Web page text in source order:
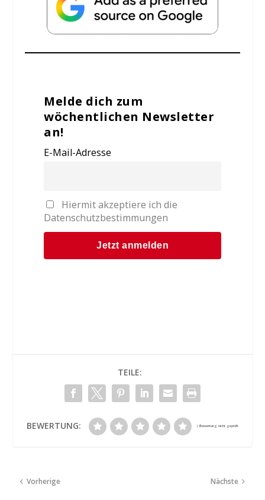
Melde dich zum
wöchentlichen Newsletter
an!
E-Mail-Adresse
Hiermit akzeptiere ich die
Datenschutzbestimmungen
TEILE:
BEWERTUNG:
Vorherige Nächste